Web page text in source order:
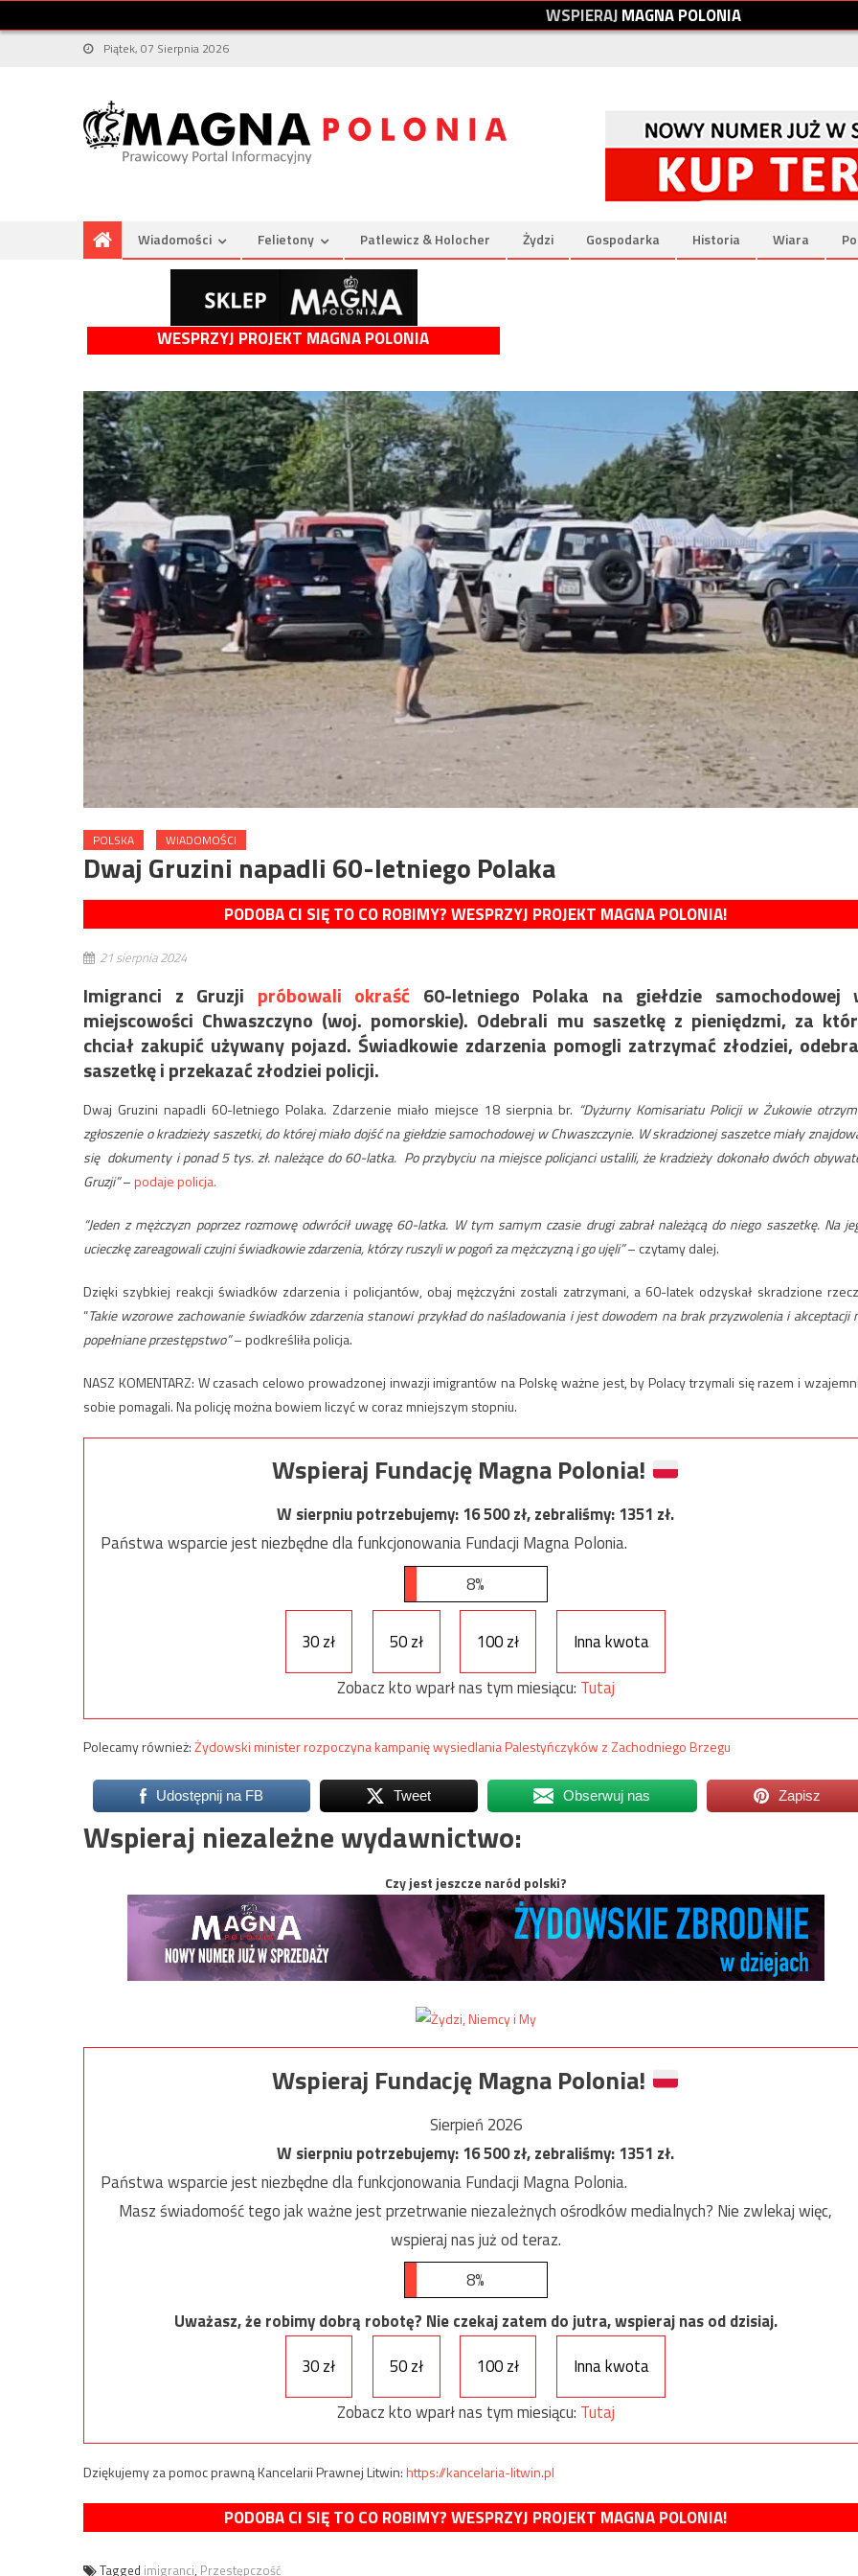
WSPIERAJMAGNAPOLONIA
Piątek, 07 Sierpnia 2026
Wiadomości Felietony Patlewicz & Holocher Żydzi Gospodarka Historia Wiara
WESPRZYJ PROJEKT MAGNA POLONIA
POLSKA WIADOMOŚCI
Dwaj Gruzini napadli 60-letniego Polaka
PODOBA CI SIĘ TO CO ROBIMY? WESPRZYJ PROJEKT MAGNA POLONIA!
21 sierpnia 2024
Imigranci z Gruzji próbowali okraść 60-letniego Polaka na giełdzie samochodowej
miejscowości Chwaszczyno (woj. pomorskie). Odebrali mu saszetkę z pieniędzmi, za
chciał zakupić używany pojazd. Świadkowie zdarzenia pomogli zatrzymać złodziei,
saszetkę i przekazać złodziei policji.
Dwaj Gruzini napadli 60-letniego Polaka. Zdarzenie miało miejsce 18 sierpnia br. “Dyżurny Komisariatu Policji w Żukowie
zgłoszenie o kradzieży saszetki, do której miało dojść na giełdzie samochodowej w Chwaszczynie. W skradzionej saszetce miały
się dokumenty i ponad 5 tys. zł. należące do 60-latka. Po przybyciu na miejsce policjanci ustalili, że kradzieży dokonało dwóch
Gruzji”–podaje policja.
“Jeden z mężczyzn poprzez rozmowę odwrócił uwagę 60-latka. W tym samym czasie drugi zabrał należącą do niego saszetkę. Na
ucieczkę zareagowali czujni świadkowie zdarzenia, którzy ruszyli w pogoń za mężczyzną i go ujęli”– czytamy dalej.
Dzięki szybkiej reakcji świadków zdarzenia i policjantów, obaj mężczyźni zostali zatrzymani, a 60-latek odzyskał skradzione
“Takie wzorowe zachowanie świadków zdarzenia stanowi przykład do naśladowania i jest dowodem na brak przyzwolenia i akceptacji
popełniane przestępstwo”– podkreśliła policja.
NASZ KOMENTARZ: W czasach celowo prowadzonej inwazji imigrantów na Polskę ważne jest, by Polacy trzymali się razem i
sobie pomagali. Na policję można bowiem liczyć w coraz mniejszym stopniu.
Wspieraj Fundację Magna Polonia!
W sierpniu potrzebujemy:16 500zł, zebraliśmy:1351 zł.
Państwa wsparcie jest niezbędne dla funkcjonowania Fundacji Magna Polonia.
8%
30 zł 50 zł 100 zł
Inna kwota
Zobacz kto wparł nas tym miesiącu: Tutaj
Polecamy również:Żydowski minister rozpoczyna kampanię wysiedlania Palestyńczyków z Zachodniego Brzegu
Udostępnij na FB Tweet Obserwuj nas Zapisz
Wspieraj niezależne wydawnictwo:
Czy jest jeszcze naród polski?
Wspieraj Fundację Magna Polonia!
Sierpień 2026
W sierpniu potrzebujemy:16 500zł, zebraliśmy:1351 zł.
Państwa wsparcie jest niezbędne dla funkcjonowania Fundacji Magna Polonia.
Masz świadomość tego jak ważne jest przetrwanie niezależnych ośrodków medialnych? Nie zwlekaj więc,
wspieraj nas już od teraz.
8%
Uważasz, że robimy dobrą robotę? Nie czekaj zatem do jutra, wspieraj nas od dzisiaj.
30 zł
50 zł 100 zł
Inna kwota
Zobacz kto wparł nas tym miesiącu: Tutaj
Dziękujemy za pomoc prawną Kancelarii Prawnej Litwin:https://kancelaria-litwin.pl
PODOBA CI SIĘ TO CO ROBIMY? WESPRZYJ PROJEKT MAGNA POLONIA!
Tagged imigranci, Przestępczość